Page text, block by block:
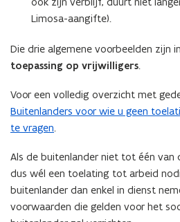
Limosa-aangifte).
Die drie algemene voorbeelden zijn
toepassing op vrijwilligers.
Voor een volledig overzicht met
Buitenlanders voor wie u geen
te vragen.
Als de buitenlander niet tot één van
dus wél een toelating tot arbeid
buitenlander dan enkel in dienst
voorwaarden die gelden voor het